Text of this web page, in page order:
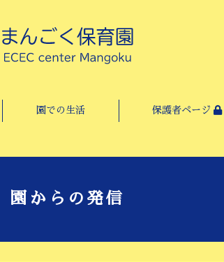
園での生活 保護者ページ
園からの発信